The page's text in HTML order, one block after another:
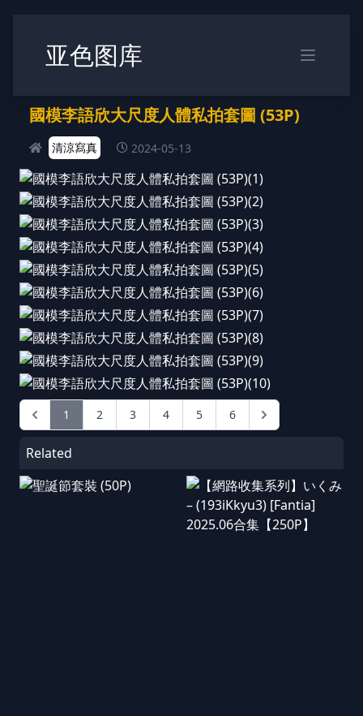
亚色图库
國模李語欣大尺度人體私拍套圖 (53P)
清涼寫真 2024-05-13
1 2 3 4 5 6
Related